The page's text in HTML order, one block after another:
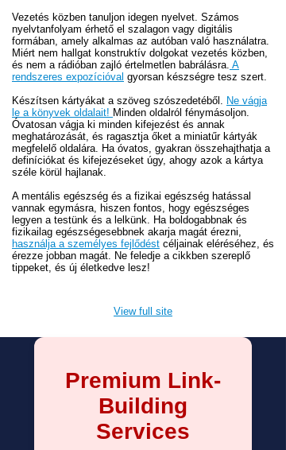
Vezetés közben tanuljon idegen nyelvet. Számos
nyelvtanfolyam érhető el szalagon vagy digitális
formában, amely alkalmas az autóban való használatra.
Miért nem hallgat konstruktív dolgokat vezetés közben,
és nem a rádióban zajló értelmetlen babrálásra. A
rendszeres expozícióval gyorsan készségre tesz szert.
Készítsen kártyákat a szöveg szószedetéből.
Ne vágja
le a könyvek oldalait! Minden oldalról fénymásoljon.
Óvatosan vágja ki minden kifejezést és annak
meghatározását, és ragasztja őket a miniatűr kártyák
megfelelő oldalára. Ha óvatos, gyakran összehajthatja a
definíciókat és kifejezéseket úgy, ahogy azok a kártya
széle körül hajlanak.
A mentális egészség és a fizikai egészség hatással
vannak egymásra, hiszen fontos, hogy egészséges
legyen a testünk és a lelkünk. Ha boldogabbnak és
fizikailag egészségesebbnek akarja magát érezni,
használja a személyes fejlődést céljainak eléréséhez, és
érezze jobban magát. Ne feledje a cikkben szereplő
tippeket, és új életkedve lesz!
View full site
Premium Link-
Building
Services